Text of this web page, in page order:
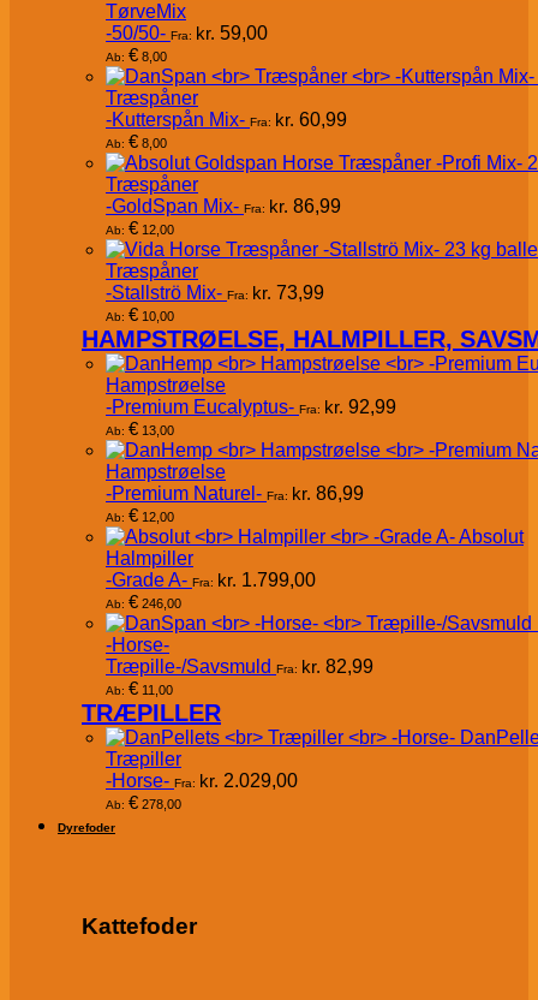
TørveMix
-50/50- Fra: kr. 59,00
Ab: € 8,00
Træspåner
-Kutterspån Mix- Fra: kr. 60,99
Ab: € 8,00
Træspåner
-GoldSpan Mix- Fra: kr. 86,99
Ab: € 12,00
Træspåner
-Stallströ Mix- Fra: kr. 73,99
Ab: € 10,00
HAMPSTRØELSE, HALMPILLER,
Hampstrøelse
-Premium Eucalyptus- Fra: kr. 92,99
Ab: € 13,00
Hampstrøelse
-Premium Naturel- Fra: kr. 86,99
Ab: € 12,00
Absolut
Halmpiller
-Grade A- Fra: kr. 1.799,00
Ab: € 246,00
-Horse-
Træpille-/Savsmuld Fra: kr. 82,99
Ab: € 11,00
TRÆPILLER
Træpiller
-Horse- Fra: kr. 2.029,00
Ab: € 278,00
Dyrefoder
Kattefoder